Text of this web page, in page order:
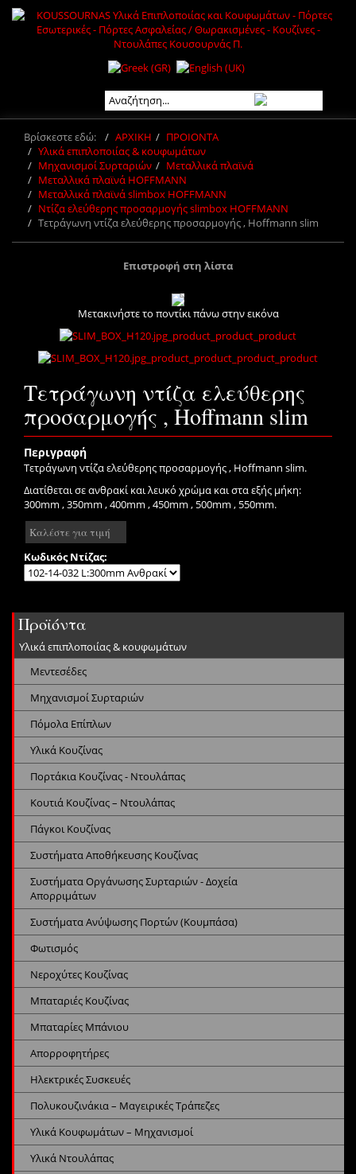
Βρίσκεστε εδώ: ΑΡΧΙΚΗ
ΠΡΟΙΟΝΤΑ
Υλικά επιπλοποιίας & κουφωμάτων
Μηχανισμοί Συρταριών
Μεταλλικά πλαϊνά
Μεταλλικά πλαϊνά HOFFMANN
Μεταλλικά πλαϊνά slimbox HOFFMANN
Ντίζα ελεύθερης προσαρμογής slimbox HOFFMANN
Τετράγωνη ντίζα ελεύθερης προσαρμογής , Hoffmann slim
Επιστροφή στη λίστα
Μετακινήστε το ποντίκι πάνω στην εικόνα
Τετράγωνη ντίζα ελεύθερης
προσαρμογής , Hoffmann slim
Περιγραφή
Τετράγωνη ντίζα ελεύθερης προσαρμογής , Hoffmann slim.
Διατίθεται σε ανθρακί και λευκό χρώμα και στα εξής μήκη:
300mm , 350mm , 400mm , 450mm , 500mm , 550mm.
Καλέστε για τιμή
Κωδικός Ντίζας:
Προϊόντα
Υλικά επιπλοποιίας & κουφωμάτων
Μεντεσέδες
Μηχανισμοί Συρταριών
Πόμολα Επίπλων
Υλικά Κουζίνας
Πορτάκια Κουζίνας - Ντουλάπας
Κουτιά Κουζίνας – Ντουλάπας
Πάγκοι Κουζίνας
Συστήματα Αποθήκευσης Κουζίνας
Συστήματα Οργάνωσης Συρταριών - Δοχεία
Απορριμάτων
Συστήματα Ανύψωσης Πορτών (Κουμπάσα)
Φωτισμός
Νεροχύτες Κουζίνας
Μπαταριές Κουζίνας
Μπαταρίες Μπάνιου
Απορροφητήρες
Ηλεκτρικές Συσκευές
Πολυκουζινάκια – Μαγειρικές Τράπεζες
Υλικά Κουφωμάτων – Μηχανισμοί
Υλικά Ντουλάπας